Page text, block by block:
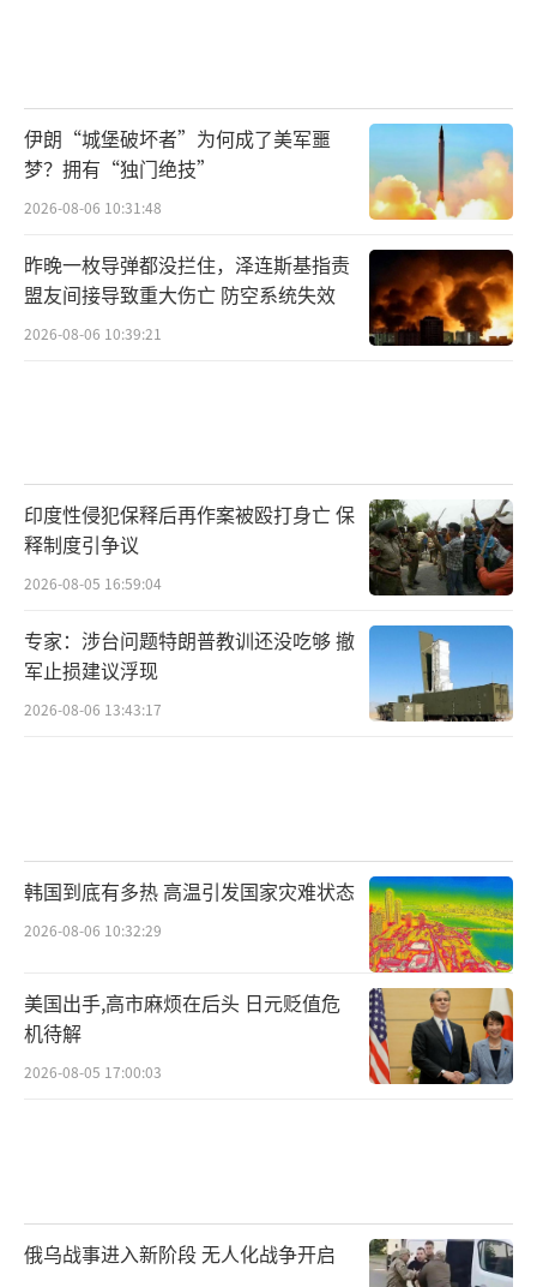
施压
与此同时，拜登试图利用以色列和真主党
宣布停火的机会，再次推动加沙停火。他在26
日的讲话中表示，未来几天，美国将与土耳
其、埃及、卡塔尔等国再次努力，实现加沙地
带的停火。另外，美国准备与沙特达成一系列
时表示，鉴于以色列和真主党已经同意停火，
拜登总统将于27日再次推动有关加沙停火和人
质释放的协议。“拜登总统打算今天（27日）
开始这项工作，让他的特使与土耳其、卡塔
尔、埃及和该地区的其他相关国家接触。”
不过，《华盛顿邮报》认为，以色列和哈
日新一轮巴以冲突爆发以来，美国已向以色列
提供了价值数十亿美元的军事援助。
哈马斯官员萨米·阿布·祖赫里27日对路
透社表示，该组织“理解”黎巴嫩有权达成保
护其人民的协议，并希望达成协议结束加沙战
争。路透社称，加沙地带的哈马斯正在与以色
中国外交部发言人毛宁27日在例行记者会
上表示，中方高度关注当前黎以局势，一直呼
伊朗“城堡破坏者”为何成了美军噩
梦？拥有“独门绝技”
2026-08-06 10:31:48
昨晚一枚导弹都没拦住，泽连斯基指责
盟友间接导致重大伤亡 防空系统失效
2026-08-06 10:39:21
印度性侵犯保释后再作案被殴打身亡 保
释制度引争议
2026-08-05 16:59:04
专家：涉台问题特朗普教训还没吃够 撤
军止损建议浮现
2026-08-06 13:43:17
韩国到底有多热 高温引发国家灾难状态
2026-08-06 10:32:29
美国出手,高市麻烦在后头 日元贬值危
机待解
2026-08-05 17:00:03
俄乌战事进入新阶段 无人化战争开启